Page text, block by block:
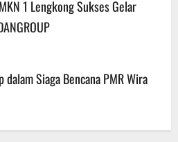
1 Lengkong Sukses Gelar
dalam Siaga Bencana PMR Wira